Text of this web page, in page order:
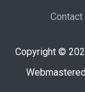
Contact
Copyright ©